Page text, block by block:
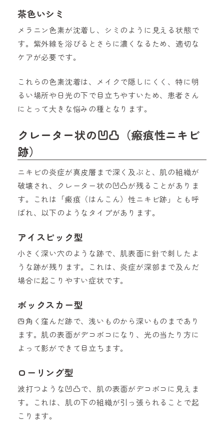
茶色いシミ
メラニン色素が沈着し、シミのように見える状態で
す。紫外線を浴びるとさらに濃くなるため、適切な
ケアが必要です。
これらの色素沈着は、メイクで隠しにくく、特に明
るい場所や日光の下で目立ちやすいため、患者さん
にとって大きな悩みの種となります。
クレーター状の凹凸（瘢痕性ニキビ
跡）
ニキビの炎症が真皮層まで深く及ぶと、肌の組織が
破壊され、クレーター状の凹凸が残ることがありま
す。これは「瘢痕（はんこん）性ニキビ跡」とも呼
ばれ、以下のようなタイプがあります。
アイスピック型
小さく深い穴のような跡で、肌表面に針で刺したよ
うな跡が残ります。これは、炎症が深部まで及んだ
場合に起こりやすい症状です。
ボックスカー型
四角く窪んだ跡で、浅いものから深いものまであり
ます。肌の表面がデコボコになり、光の当たり方に
よって影ができて目立ちます。
ローリング型
波打つような凹凸で、肌の表面がデコボコに見えま
す。これは、肌の下の組織が引っ張られることで起
こります。